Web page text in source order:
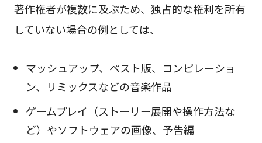
著作権者が複数に及ぶため、独占的な権利を所有
していない場合の例としては、
マッシュアップ、ベスト版、コンピレーショ
ン、リミックスなどの音楽作品
ゲームプレイ（ストーリー展開や操作方法な
ど）やソフトウェアの画像、予告編